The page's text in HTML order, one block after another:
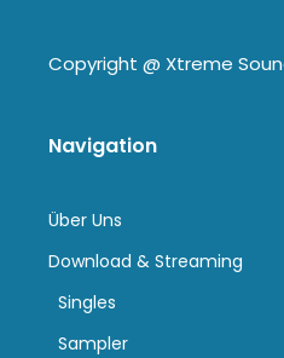
Copyright @ Xtreme
Navigation
Über Uns
Download & Streaming
Singles
Sampler